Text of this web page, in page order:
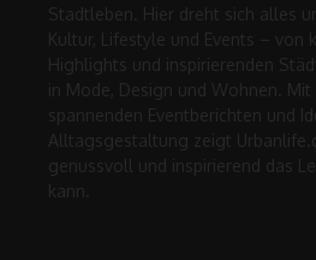
Stadtleben. Hier dreht sich alles
Kultur, Lifestyle und Events – von
Highlights und inspirierenden
in Mode, Design und Wohnen. Mit
spannenden Eventberichten und
Alltagsgestaltung zeigt
genussvoll und inspirierend das
kann.